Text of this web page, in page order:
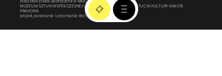
Wszystkie prawa zastrzeżone © MOCAK2011-2026
MUZEUM SZTUKI WSPÓŁCZESNEJ W KRAKOWIE MOCAK – INSTYTUCJA KULTURY MIASTA
KRAKOWA
projekt, wykonanie i utrzymanie: Bonjour.pl